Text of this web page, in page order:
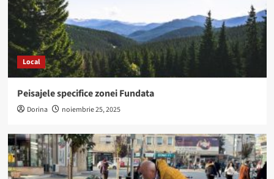
Local
Peisajele specifice zonei Fundata
Dorina noiembrie 25, 2025